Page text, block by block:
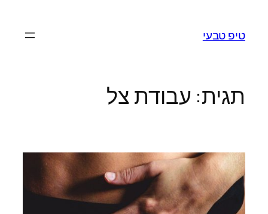
טיפ טבעי
תגית: עבודת צל